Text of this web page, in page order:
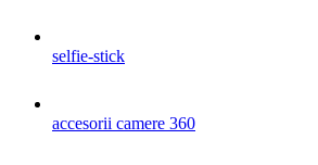
selfie-stick
accesorii camere 360